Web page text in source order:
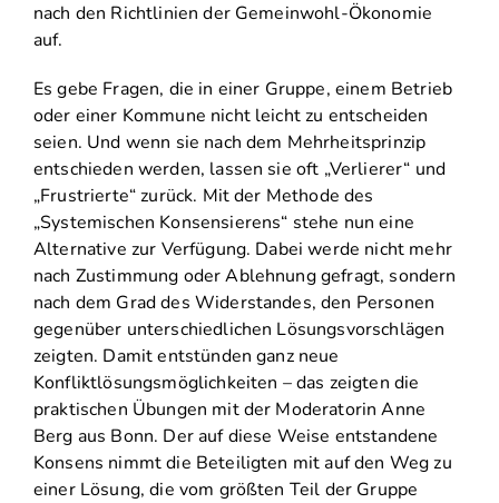
nach den Richtlinien der Gemeinwohl-Ökonomie
auf.
Es gebe Fragen, die in einer Gruppe, einem Betrieb
oder einer Kommune nicht leicht zu entscheiden
seien. Und wenn sie nach dem Mehrheitsprinzip
entschieden werden, lassen sie oft „Verlierer“ und
„Frustrierte“ zurück. Mit der Methode des
„Systemischen Konsensierens“ stehe nun eine
Alternative zur Verfügung. Dabei werde nicht mehr
nach Zustimmung oder Ablehnung gefragt, sondern
nach dem Grad des Widerstandes, den Personen
gegenüber unterschiedlichen Lösungsvorschlägen
zeigten. Damit entstünden ganz neue
Konfliktlösungsmöglichkeiten – das zeigten die
praktischen Übungen mit der Moderatorin Anne
Berg aus Bonn. Der auf diese Weise entstandene
Konsens nimmt die Beteiligten mit auf den Weg zu
einer Lösung, die vom größten Teil der Gruppe